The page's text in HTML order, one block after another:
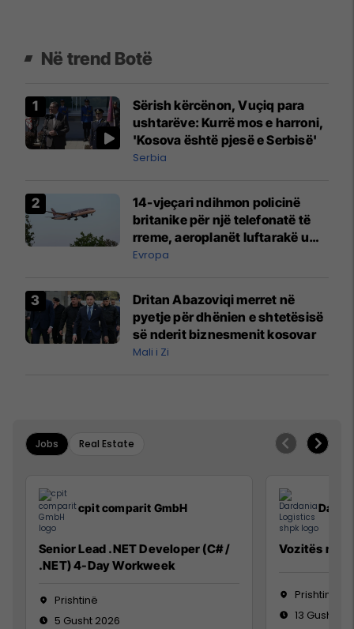
Në trend Botë
Sërish kërcënon, Vuçiq para
ushtarëve: Kurrë mos e harroni,
'Kosova është pjesë e Serbisë'
Serbia
14-vjeçari ndihmon policinë
britanike për një telefonatë të
rreme, aeroplanët luftarakë u
ngritën në ajër për të
Mançesterit
Evropa
Dritan Abazoviqi merret në
pyetje për dhënien e shtetësisë
së nderit biznesmenit kosovar
Mali i Zi
Jobs Real Estate
cpit comparit GmbH
Senior Lead .NET Developer (C# /
.NET) 4-Day Workweek
Prishtinë
5 Gusht 2026
Vozitës me
Prishtinë
13 Gusht